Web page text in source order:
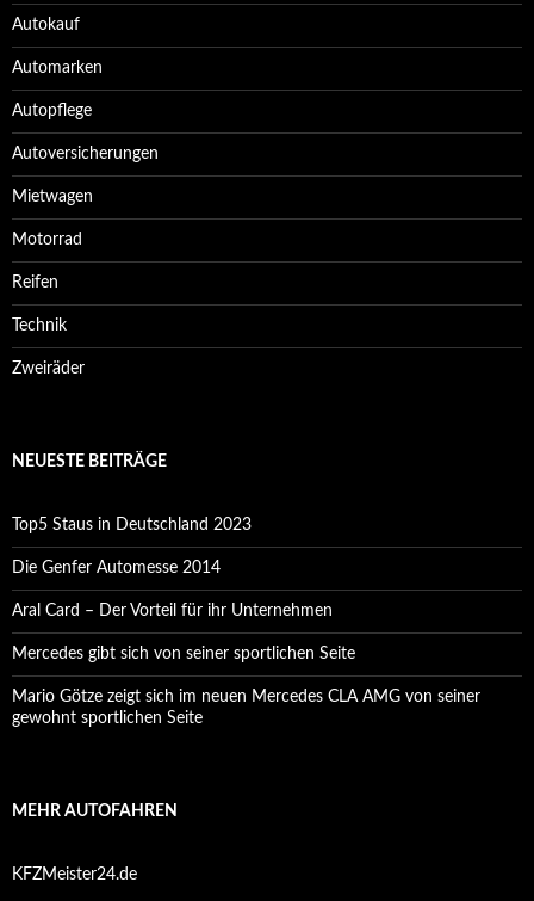
Autokauf
Automarken
Autopflege
Autoversicherungen
Mietwagen
Motorrad
Reifen
Technik
Zweiräder
NEUESTE BEITRÄGE
Top5 Staus in Deutschland 2023
Die Genfer Automesse 2014
Aral Card – Der Vorteil für ihr Unternehmen
Mercedes gibt sich von seiner sportlichen Seite
Mario Götze zeigt sich im neuen Mercedes CLA AMG von seiner
gewohnt sportlichen Seite
MEHR AUTOFAHREN
KFZMeister24.de